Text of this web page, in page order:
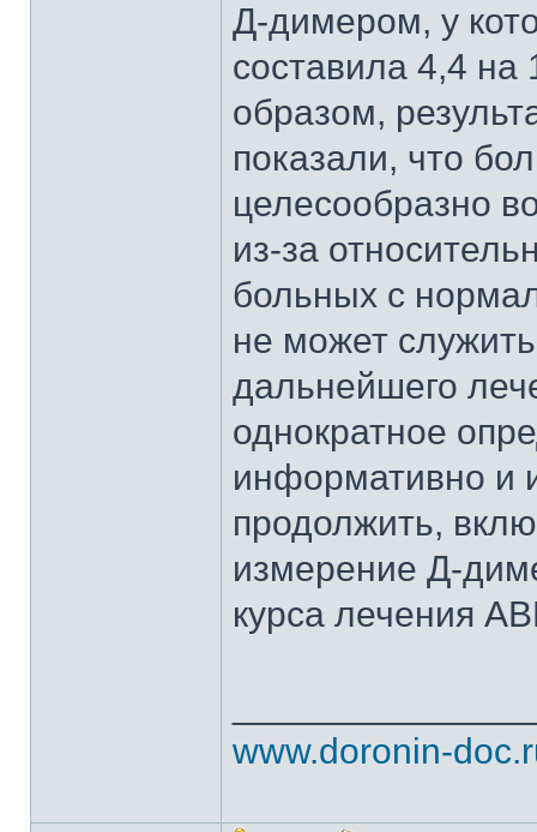
Д-димером, у
составила 4,4 на
образом,
показали, что
целесообразно
из-за
больных с
не может
дальнейшего
однократное
информативно и
продолжить,
измерение Д-
курса лечения
www.doronin-